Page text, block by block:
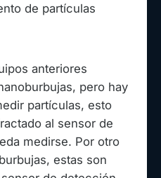
de partículas
anteriores
pero hay
partículas, esto
al sensor de
medirse. Por otro
estas son